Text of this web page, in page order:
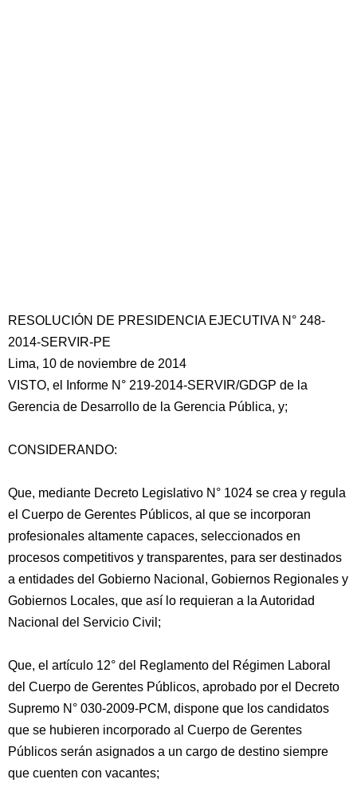
RESOLUCIÓN DE PRESIDENCIA EJECUTIVA N° 248-
2014-SERVIR-PE
Lima, 10 de noviembre de 2014
VISTO, el Informe N° 219-2014-SERVIR/GDGP de la
Gerencia de Desarrollo de la Gerencia Pública, y;
CONSIDERANDO:
Que, mediante Decreto Legislativo N° 1024 se crea y regula
el Cuerpo de Gerentes Públicos, al que se incorporan
profesionales altamente capaces, seleccionados en
procesos competitivos y transparentes, para ser destinados
a entidades del Gobierno Nacional, Gobiernos Regionales y
Gobiernos Locales, que así lo requieran a la Autoridad
Nacional del Servicio Civil;
Que, el artículo 12° del Reglamento del Régimen Laboral
del Cuerpo de Gerentes Públicos, aprobado por el Decreto
Supremo N° 030-2009-PCM, dispone que los candidatos
que se hubieren incorporado al Cuerpo de Gerentes
Públicos serán asignados a un cargo de destino siempre
que cuenten con vacantes;